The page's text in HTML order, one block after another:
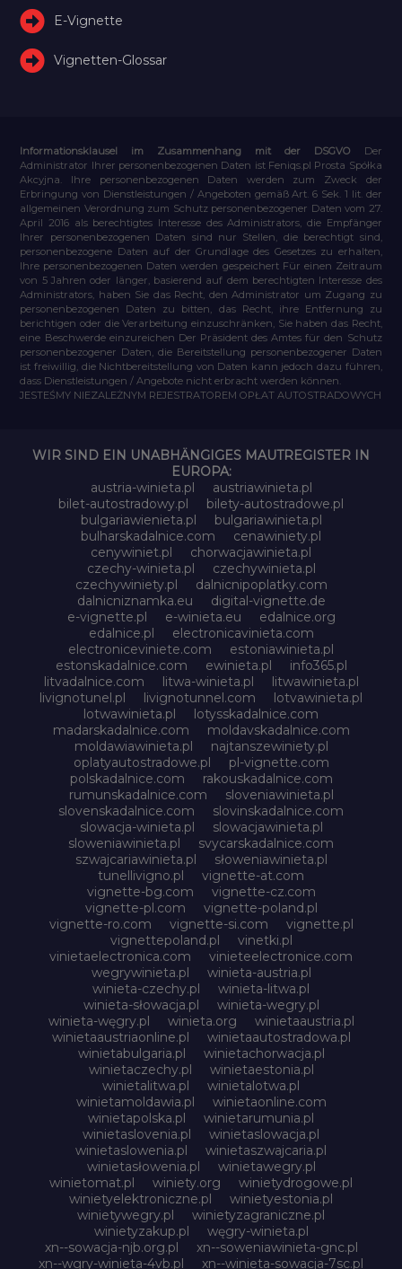
E-Vignette
Vignetten-Glossar
Informationsklausel im Zusammenhang mit der DSGVO
Der
Administrator Ihrer personenbezogenen Daten ist Feniqs.pl Prosta Spółka
Akcyjna. Ihre personenbezogenen Daten werden zum Zweck der
Erbringung von Dienstleistungen / Angeboten gemäß Art. 6 Sek. 1 lit. der
allgemeinen Verordnung zum Schutz personenbezogener Daten vom 27.
April 2016 als berechtigtes Interesse des Administrators, die Empfänger
Ihrer personenbezogenen Daten sind nur Stellen, die berechtigt sind,
personenbezogene Daten auf der Grundlage des Gesetzes zu erhalten,
Ihre personenbezogenen Daten werden gespeichert Für einen Zeitraum
von 5 Jahren oder länger, basierend auf dem berechtigten Interesse des
Administrators, haben Sie das Recht, den Administrator um Zugang zu
personenbezogenen Daten zu bitten, das Recht, ihre Entfernung zu
berichtigen oder die Verarbeitung einzuschränken, Sie haben das Recht,
eine Beschwerde einzureichen Der Präsident des Amtes für den Schutz
personenbezogener Daten, die Bereitstellung personenbezogener Daten
ist freiwillig, die Nichtbereitstellung von Daten kann jedoch dazu führen,
dass Dienstleistungen / Angebote nicht erbracht werden können.
JESTEŚMY NIEZALEŻNYM REJESTRATOREM OPŁAT AUTOSTRADOWYCH
WIR SIND EIN UNABHÄNGIGES MAUTREGISTER IN
EUROPA:
austria-winieta.pl
austriawinieta.pl
bilet-autostradowy.pl
bilety-autostradowe.pl
bulgariawienieta.pl
bulgariawinieta.pl
bulharskadalnice.com
cenawiniety.pl
cenywiniet.pl
chorwacjawinieta.pl
czechy-winieta.pl
czechywinieta.pl
czechywiniety.pl
dalnicnipoplatky.com
dalnicniznamka.eu
digital-vignette.de
e-vignette.pl
e-winieta.eu
edalnice.org
edalnice.pl
electronicavinieta.com
electroniceviniete.com
estoniawinieta.pl
estonskadalnice.com
ewinieta.pl
info365.pl
litvadalnice.com
litwa-winieta.pl
litwawinieta.pl
livignotunel.pl
livignotunnel.com
lotvawinieta.pl
lotwawinieta.pl
lotysskadalnice.com
madarskadalnice.com
moldavskadalnice.com
moldawiawinieta.pl
najtanszewiniety.pl
oplatyautostradowe.pl
pl-vignette.com
polskadalnice.com
rakouskadalnice.com
rumunskadalnice.com
sloveniawinieta.pl
slovenskadalnice.com
slovinskadalnice.com
slowacja-winieta.pl
slowacjawinieta.pl
sloweniawinieta.pl
svycarskadalnice.com
szwajcariawinieta.pl
słoweniawinieta.pl
tunellivigno.pl
vignette-at.com
vignette-bg.com
vignette-cz.com
vignette-pl.com
vignette-poland.pl
vignette-ro.com
vignette-si.com
vignette.pl
vignettepoland.pl
vinetki.pl
vinietaelectronica.com
vinieteelectronice.com
wegrywinieta.pl
winieta-austria.pl
winieta-czechy.pl
winieta-litwa.pl
winieta-słowacja.pl
winieta-wegry.pl
winieta-węgry.pl
winieta.org
winietaaustria.pl
winietaaustriaonline.pl
winietaautostradowa.pl
winietabulgaria.pl
winietachorwacja.pl
winietaczechy.pl
winietaestonia.pl
winietalitwa.pl
winietalotwa.pl
winietamoldawia.pl
winietaonline.com
winietapolska.pl
winietarumunia.pl
winietaslovenia.pl
winietaslowacja.pl
winietaslowenia.pl
winietaszwajcaria.pl
winietasłowenia.pl
winietawegry.pl
winietomat.pl
winiety.org
winietydrogowe.pl
winietyelektroniczne.pl
winietyestonia.pl
winietywegry.pl
winietyzagraniczne.pl
winietyzakup.pl
węgry-winieta.pl
xn--sowacja-njb.org.pl
xn--soweniawinieta-gnc.pl
xn--wgry-winieta-4vb.pl
xn--winieta-sowacja-7sc.pl